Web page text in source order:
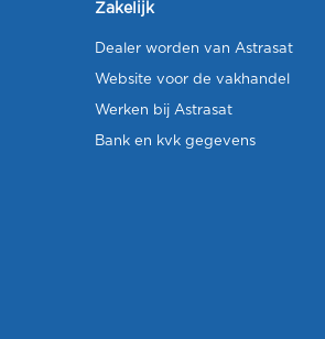
Zakelijk
Dealer worden van Astrasat
Website voor de vakhandel
Werken bij Astrasat
Bank en kvk gegevens